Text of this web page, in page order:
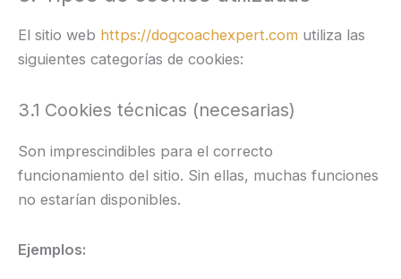
El sitio web https://dogcoachexpert.com utiliza las
siguientes categorías de cookies:
3.1 Cookies técnicas (necesarias)
Son imprescindibles para el correcto
funcionamiento del sitio. Sin ellas, muchas funciones
no estarían disponibles.
Ejemplos: